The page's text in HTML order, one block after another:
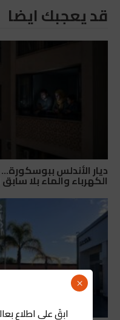
قد يعجبك ايضا
ديار الأندلس
الكهرباء والماء بلا سابق
ابقَ على اطلاع
×